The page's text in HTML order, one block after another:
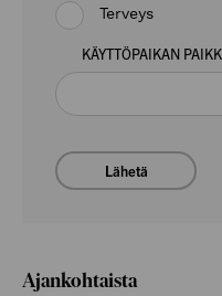
Terveys
KÄYTTÖPAIKAN
Ajankohtaista